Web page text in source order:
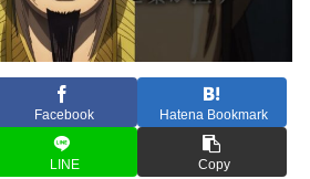
Facebook Hatena Bookmark
LINE Copy